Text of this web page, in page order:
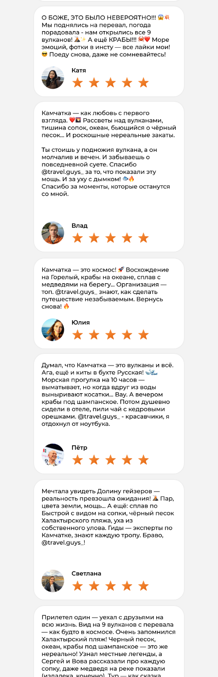
от 3-х человек
Полная программа
8 дней
Рассрочка без
%
первый взнос 50 %
300.000
Выбрать дату
Беру друга 1+1
240.900₽/чел
Полная программа
8 дней
Рассрочка без%
первый взнос 50 %
310.000
Я еду 1
245.900₽
Полная программа
8 дней
первый взнос 50 %
320.000
Выбрать дату
формат
поездки